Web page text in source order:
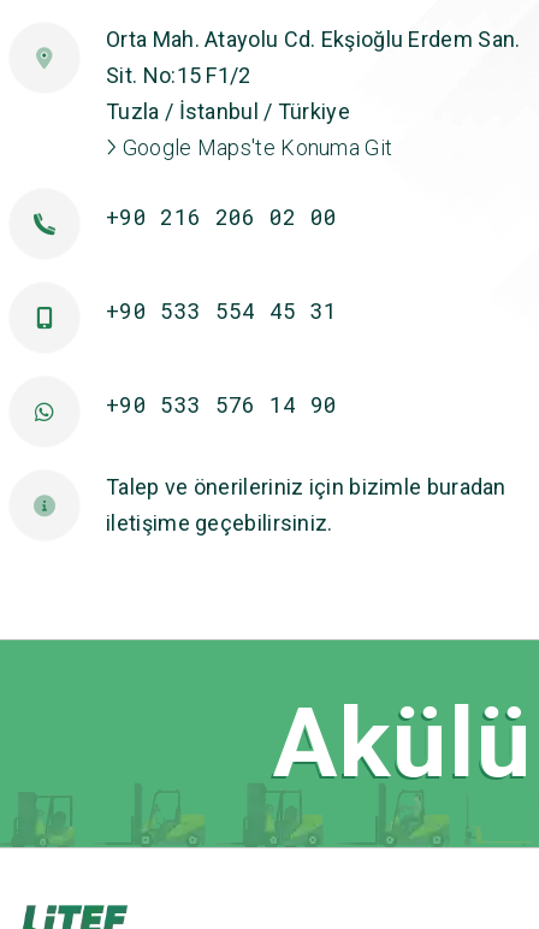
Orta Mah. Atayolu Cd. Ekşioğlu Erdem San.
Sit. No:15 F1/2
Tuzla / İstanbul / Türkiye
Google Maps'te Konuma Git
+90 216 206 02 00
+90 533 554 45 31
+90 533 576 14 90
Talep ve önerileriniz için bizimle buradan
iletişime geçebilirsiniz.